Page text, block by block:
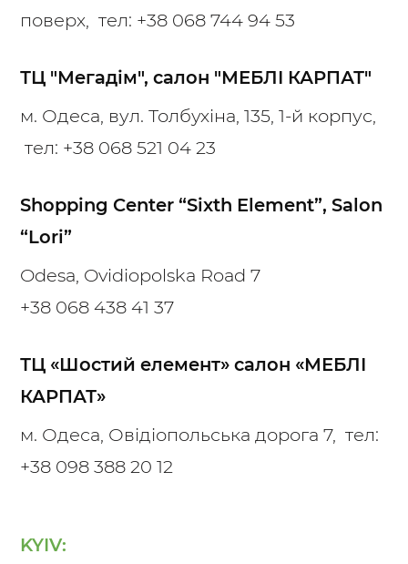
поверх, тел: +38 068 744 94 53
ТЦ "Мегадім", салон "МЕБЛІ КАРПАТ"
м. Одеса, вул. Толбухіна, 135, 1-й корпус,
тел: +38 068 521 04 23
Shopping Center “Sixth Element”, Salon
“Lori”
Odesa, Ovidiopolska Road 7
+38 068 438 41 37
ТЦ «Шостий елемент» салон «МЕБЛІ
КАРПАТ»
м. Одеса, Овідіопольська дорога 7, тел:
+38 098 388 20 12
KYIV: